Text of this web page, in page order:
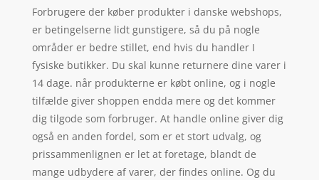
Forbrugere der køber produkter i danske webshops,
er betingelserne lidt gunstigere, så du på nogle
områder er bedre stillet, end hvis du handler I
fysiske butikker. Du skal kunne returnere dine varer i
14 dage. når produkterne er købt online, og i nogle
tilfælde giver shoppen endda mere og det kommer
dig tilgode som forbruger. At handle online giver dig
også en anden fordel, som er et stort udvalg, og
prissammenlignen er let at foretage, blandt de
mange udbydere af varer, der findes online. Og du